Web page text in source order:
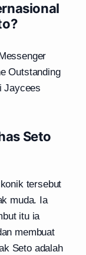
Outstanding
Jaycees
Seto
tersebut
muda. Ia
itu ia
membuat
Seto adalah